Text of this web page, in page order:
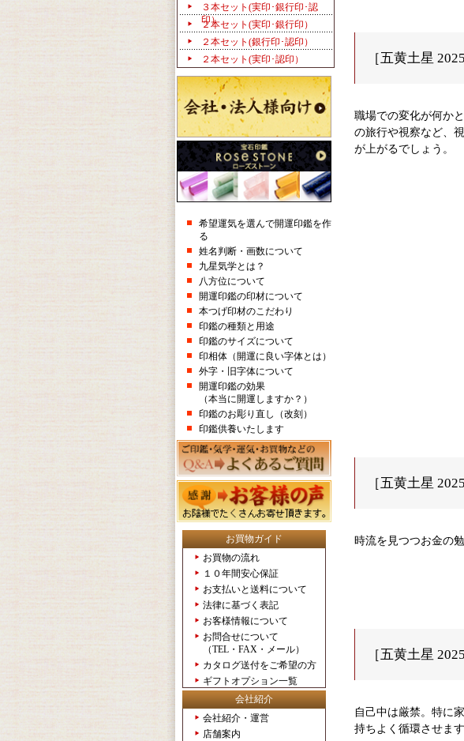
３本セット(実印･銀行印･認
印）
２本セット(実印･銀行印）
２本セット(銀行印･認印）
２本セット(実印･認印）
希望運気を選んで開運印鑑を作
る
姓名判断・画数について
九星気学とは？
八方位について
開運印鑑の印材について
本つげ印材のこだわり
印鑑の種類と用途
印鑑のサイズについて
印相体（開運に良い字体とは）
外字・旧字体について
開運印鑑の効果
（本当に開運しますか？）
印鑑のお彫り直し（改刻）
印鑑供養いたします
お買物ガイド
お買物の流れ
１０年間安心保証
お支払いと送料について
法律に基づく表記
お客様情報について
お問合せについて
（TEL・FAX・メール）
カタログ送付をご希望の方
ギフトオプション一覧
会社紹介
会社紹介・運営
店舗案内
［五黄土星
職場での変化が何か
の旅行や視察など、
が上がるでしょう。
［五黄土星
時流を見つつお金の
［五黄土星
自己中は厳禁。特に
持ちよく循環させます